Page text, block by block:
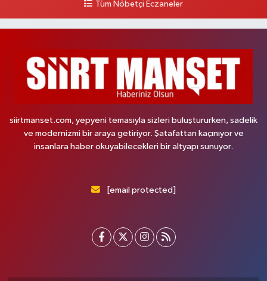
Tüm Nöbetçi Eczaneler
siirtmanset.com, yepyeni temasıyla sizleri buluştururken, sadelik
ve modernizmi bir araya getiriyor. Şatafattan kaçınıyor ve
insanlara haber okuyabilecekleri bir altyapı sunuyor.
[email protected]